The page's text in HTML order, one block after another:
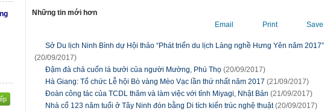
Email Print Save
Những tin mới hơn
Sở Du lịch Ninh Bình dự Hội thảo “Phát triển du lịch Làng nghề Hưng Yên năm 2017”
(20/09/2017)
Đậm đà chả cuốn lá bưởi của người Mường, Phú Thọ (20/09/2017)
Hà Giang: Tổ chức Lễ hội Bò vàng Mèo Vạc lần thứ nhất năm 2017 (21/09/2017)
Đoàn công tác của TCDL thăm và làm việc với tỉnh Miyagi, Nhật Bản (21/09/2017)
Nhà cổ 123 năm tuổi ở Tây Ninh đón bằng Di tích kiến trúc nghệ thuật (20/09/2017)